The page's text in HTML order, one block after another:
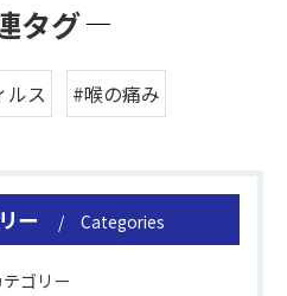
タグ
ルス #喉の痛み
ー Categories
ゴリー